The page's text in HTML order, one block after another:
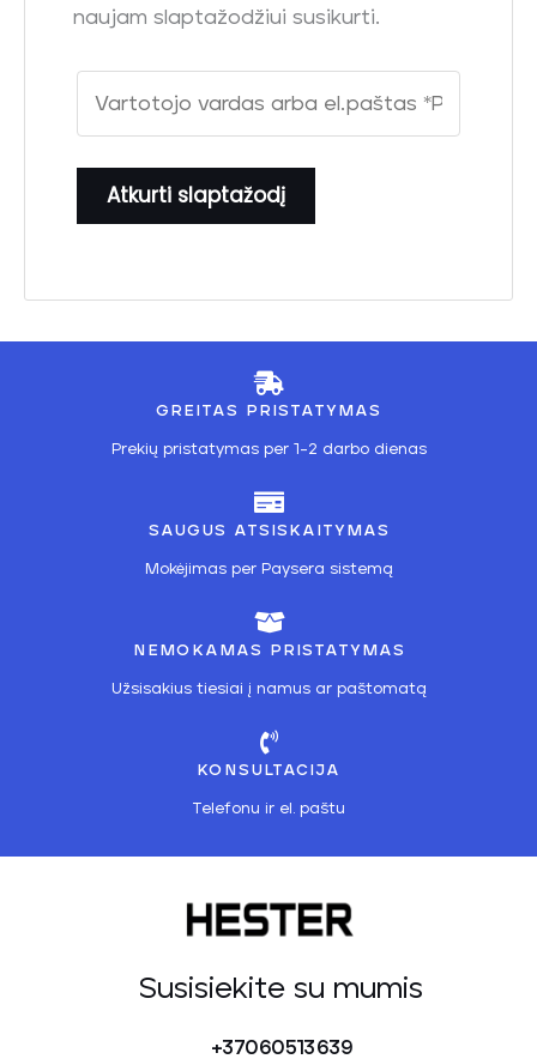
naujam slaptažodžiui susikurti.
Atkurti slaptažodį
GREITAS PRISTATYMAS
Prekių pristatymas per 1-2 darbo dienas
SAUGUS ATSISKAITYMAS
Mokėjimas per Paysera sistemą
NEMOKAMAS PRISTATYMAS
Užsisakius tiesiai į namus ar paštomatą
KONSULTACIJA
Telefonu ir el. paštu
Susisiekite su mumis
+37060513639